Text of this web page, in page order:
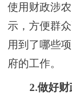
使用财政涉
示，方便群
用到了哪些
府的工作。
2.做好财